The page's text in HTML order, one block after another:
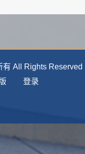
等奖
All Rights
登录